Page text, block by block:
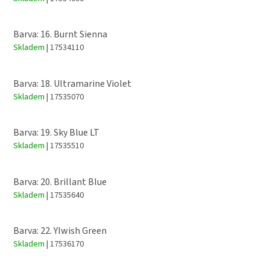
Barva: 16. Burnt Sienna
Skladem | 17534110
Barva: 18. Ultramarine Violet
Skladem | 17535070
Barva: 19. Sky Blue LT
Skladem | 17535510
Barva: 20. Brillant Blue
Skladem | 17535640
Barva: 22. Ylwish Green
Skladem | 17536170